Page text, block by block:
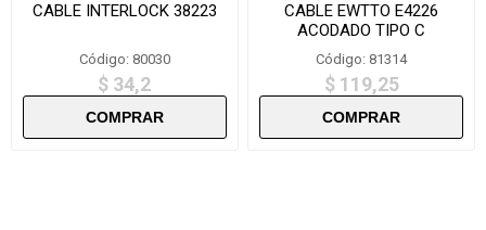
CABLE INTERLOCK 38223
Código: 80030
$ 34,2
CABLE EWTTO E4226
ACODADO TIPO C
Código: 81314
$ 119,25